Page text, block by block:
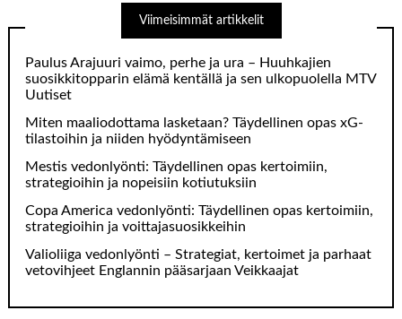
Viimeisimmät artikkelit
Paulus Arajuuri vaimo, perhe ja ura – Huuhkajien
suosikkitopparin elämä kentällä ja sen ulkopuolella MTV
Uutiset
Miten maaliodottama lasketaan? Täydellinen opas xG-
tilastoihin ja niiden hyödyntämiseen
Mestis vedonlyönti: Täydellinen opas kertoimiin,
strategioihin ja nopeisiin kotiutuksiin
Copa America vedonlyönti: Täydellinen opas kertoimiin,
strategioihin ja voittajasuosikkeihin
Valioliiga vedonlyönti – Strategiat, kertoimet ja parhaat
vetovihjeet Englannin pääsarjaan Veikkaajat